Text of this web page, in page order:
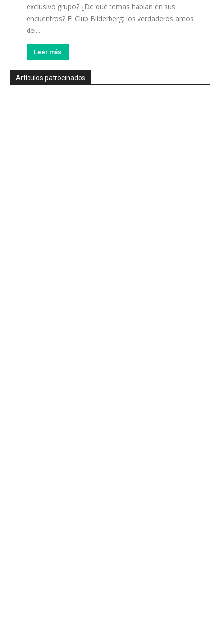
exclusivo grupo? ¿De qué temas hablan en sus
encuentros? El Club Bilderberg: los verdaderos amos
del...
Leer más
Artículos patrocinados